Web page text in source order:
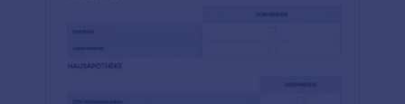
Sheets und viele mehr! Sie können die
eingereichten Formulare sogar mit einem Klick
ausdrucken oder im PDF-Format herunterladen,
wenn Sie fertig sind.